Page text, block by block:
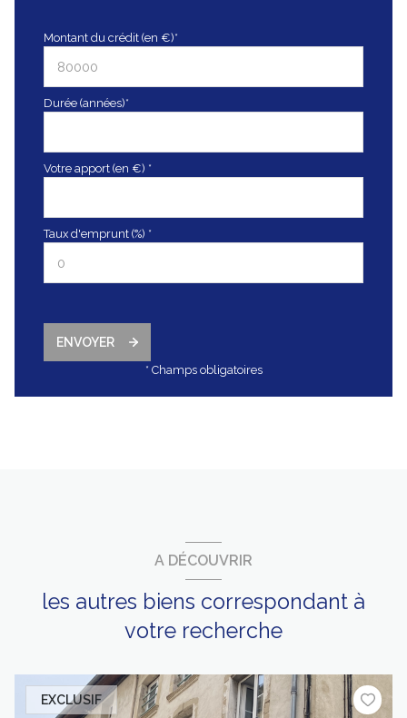
Montant du crédit (en €)*
Durée (années)*
Votre apport (en €) *
Taux d'emprunt (%) *
ENVOYER
* Champs obligatoires
A DÉCOUVRIR
les autres biens correspondant à
votre recherche
EXCLUSIF